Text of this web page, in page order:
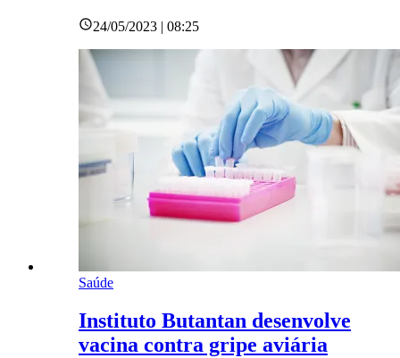
24/05/2023 | 08:25
Saúde
Instituto Butantan desenvolve
vacina contra gripe aviária